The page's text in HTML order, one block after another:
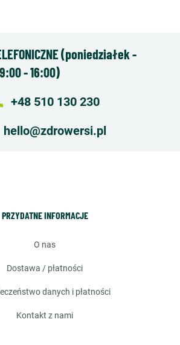
(poniedziałek -
- 16:00)
+48 510 130 230
hello@zdrowersi.pl
PRZYDATNE INFORMACJE
o nas
dostawa / płatności
danych i płatności
kontakt z nami